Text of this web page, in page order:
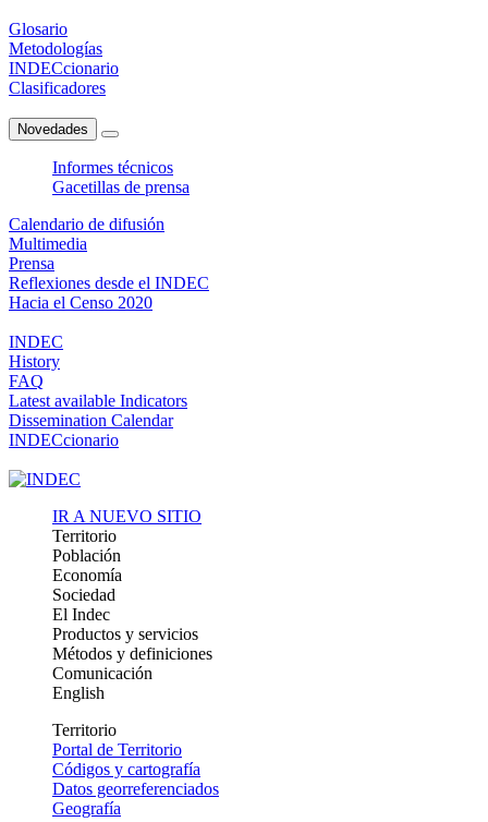
Glosario
Metodologías
INDECcionario
Clasificadores
Novedades
Informes técnicos
Gacetillas de prensa
Calendario de difusión
Multimedia
Prensa
Reflexiones desde el INDEC
Hacia el Censo 2020
INDEC
History
FAQ
Latest available Indicators
Dissemination Calendar
INDECcionario
IR A NUEVO SITIO
Territorio
Población
Economía
Sociedad
El Indec
Productos y servicios
Métodos y definiciones
Comunicación
English
Territorio
Portal de Territorio
Códigos y cartografía
Datos georreferenciados
Geografía